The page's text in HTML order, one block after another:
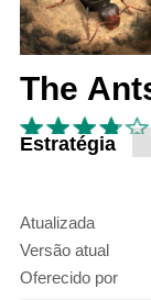
Estratégia
Atualizada
Versão atual
Oferecido por